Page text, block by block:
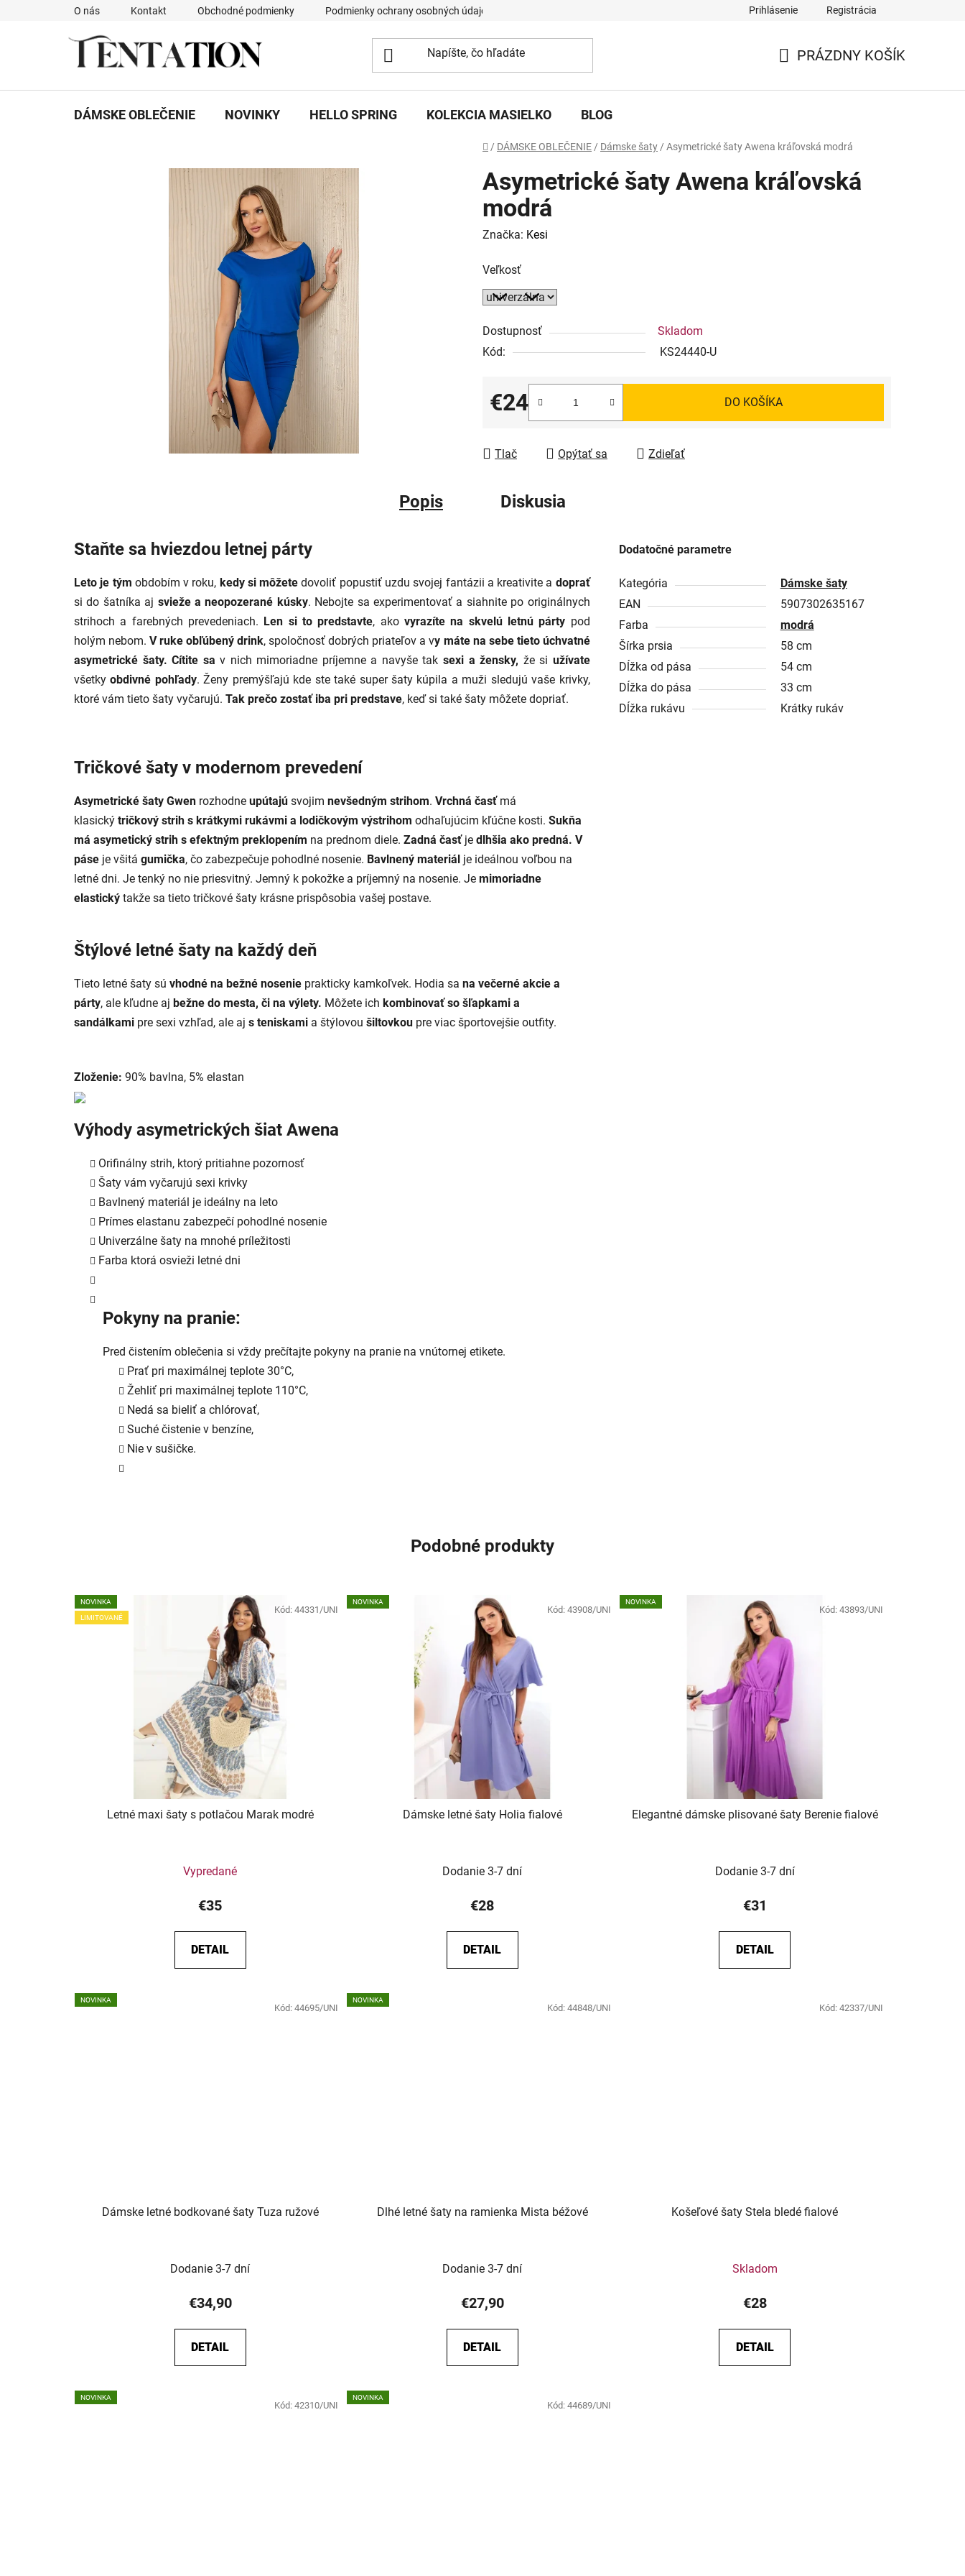
O nás Kontakt Obchodné podmienky Podmienky ochrany osobných údajov Prihlásenie Registrácia
PRÁZDNY KOŠÍK
DÁMSKE OBLEČENIE NOVINKY HELLO SPRING KOLEKCIA MASIELKO BLOG
Domov
/ DÁMSKE OBLEČENIE / Dámske šaty / Asymetrické šaty Awena kráľovská modrá
Asymetrické šaty Awena kráľovská
modrá
Značka: Kesi
Veľkosť
Dostupnosť
Skladom
Kód:
KS24440-U
€24
Jednotková cena:
DO KOŠÍKA
Tlač Opýtať sa Zdieľať
Popis Diskusia
Staňte sa hviezdou letnej párty
Leto je tým obdobím v roku, kedy si môžete dovoliť popustiť uzdu svojej fantázii a kreativite a doprať
si do šatníka aj svieže a neopozerané kúsky. Nebojte sa experimentovať a siahnite po originálnych
strihoch a farebných prevedeniach. Len si to predstavte, akovyrazíte na skvelú letnú párty pod
holým nebom. V ruke obľúbený drink, spoločnosť dobrých priateľov a vy máte na sebe tieto úchvatné
asymetrické šaty. Cítite sav nich mimoriadne príjemne a navyše tak sexi a žensky, že si užívate
všetkyobdivné pohľady. Ženy premýšľajú kde ste také super šaty kúpila a muži sledujú vaše krivky,
ktoré vám tieto šaty vyčarujú. Tak prečo zostať iba pri predstave, keď si také šaty môžete dopriať.
Tričkové šaty v modernom prevedení
Asymetrické šaty Gwen rozhodne upútajú svojim nevšedným strihom. Vrchná časť má
klasický tričkový strih s krátkymi rukávmi a lodičkovým výstrihom odhaľujúcim kľúčne kosti. Sukňa
má asymetický strih s efektným preklopením na prednom diele. Zadná časť je dlhšia ako predná. V
páse je všitá gumička, čo zabezpečuje pohodlné nosenie. Bavlnený materiál je ideálnou voľbou na
letné dni. Je tenký no nie priesvitný. Jemný k pokožke a príjemný na nosenie. Je mimoriadne
elastický takže sa tieto tričkové šaty krásne prispôsobia vašej postave.
Štýlové letné šaty na každý deň
Tieto letné šaty sú vhodné na bežné nosenie prakticky kamkoľvek. Hodia sa na večerné akcie a
párty, ale kľudne aj bežne do mesta, či na výlety. Môžete ich kombinovať so šľapkami a
sandálkami pre sexi vzhľad, ale aj s teniskami a štýlovou šiltovkou pre viac športovejšie outfity.
Zloženie: 90% bavlna, 5% elastan
Výhody asymetrických šiat Awena
Orifinálny strih, ktorý pritiahne pozornosť
Šaty vám vyčarujú sexi krivky
Bavlnený materiál je ideálny na leto
Prímes elastanu zabezpečí pohodlné nosenie
Univerzálne šaty na mnohé príležitosti
Farba ktorá osvieži letné dni
Pokyny na pranie:
Pred čistením oblečenia si vždy prečítajte pokyny na pranie na vnútornej etikete.
Prať pri maximálnej teplote 30°C,
Žehliť pri maximálnej teplote 110°C,
Nedá sa bieliť a chlórovať,
Suché čistenie v benzíne,
Nie v sušičke.
Dodatočné parametre
Kategória
Dámske šaty
EAN
5907302635167
Farba
modrá
Šírka prsia
58 cm
Dĺžka od pása
54 cm
Dĺžka do pása
33 cm
Dĺžka rukávu
Krátky rukáv
Podobné produkty
NOVINKA
LIMITOVANÉ
Letné maxi šaty s potlačou Marak modré
Vypredané
€35
DETAIL
Kód:44331/UNI
NOVINKA
Dámske letné šaty Holia fialové
Dodanie 3-7 dní
€28
DETAIL
Kód: 43908/UNI
NOVINKA
Elegantné dámske plisované šaty Berenie fialové
Dodanie 3-7 dní
€31
DETAIL
Kód: 43893/UNI
NOVINKA
Dámske letné bodkované šaty Tuza ružové
Dodanie 3-7 dní
€34,90
DETAIL
Kód:44695/UNI
NOVINKA
Dlhé letné šaty na ramienka Mista béžové
Dodanie 3-7 dní
€27,90
DETAIL
Kód: 44848/UNI
Košeľové šaty Stela bledé fialové
Skladom
€28
DETAIL
Kód: 42337/UNI
NOVINKA
Kód:42310/UNI
NOVINKA
Kód: 44689/UNI